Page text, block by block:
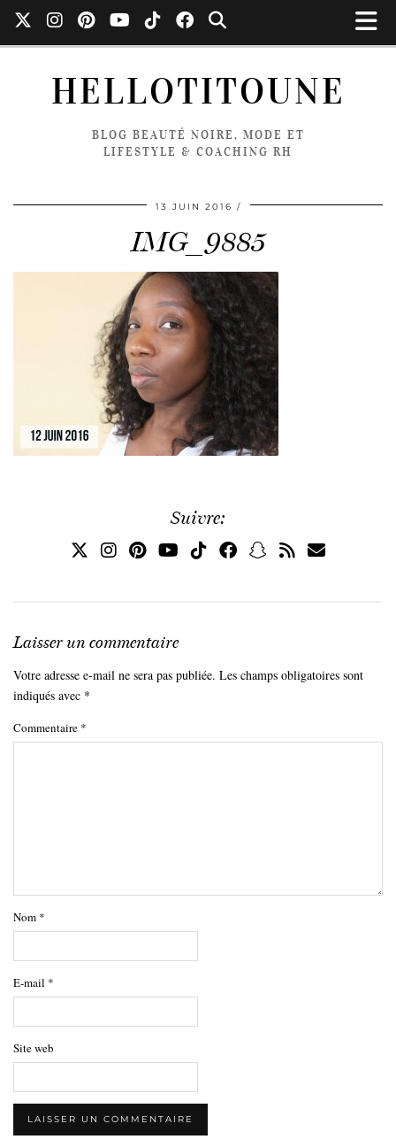
HELLOTITOUNE
BLOG BEAUTÉ NOIRE, MODE ET
LIFESTYLE & COACHING RH
13 JUIN 2016
IMG_9885
Suivre:
Laisser un commentaire
Votre adresse e-mail ne sera pas publiée. Les champs obligatoires sont
indiqués avec *
Commentaire *
Nom *
E-mail *
Site web